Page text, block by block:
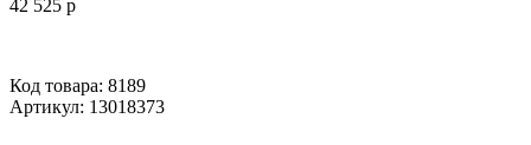
42 525 p
Код товара: 8189
Артикул: 13018373